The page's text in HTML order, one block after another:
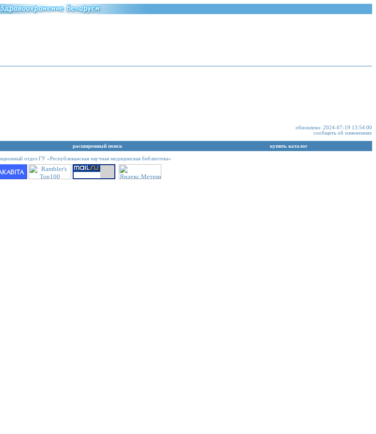
обновлено: 2024-07-19 13:54:00
сообщить об изменениях
расширенный поиск купить каталог
отдел ГУ «Республиканская научная медицинская библиотека»